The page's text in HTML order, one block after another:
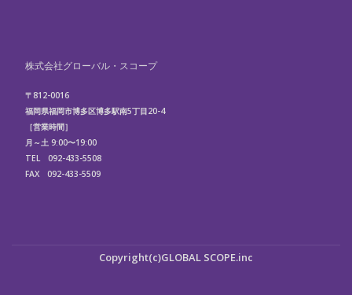
株式会社グローバル・スコープ
〒812-0016
福岡県福岡市博多区博多駅南5丁目20-4
［営業時間］
月～土 9:00〜19:00
TEL 092-433-5508
FAX 092-433-5509
Copyright(c)GLOBAL SCOPE.inc